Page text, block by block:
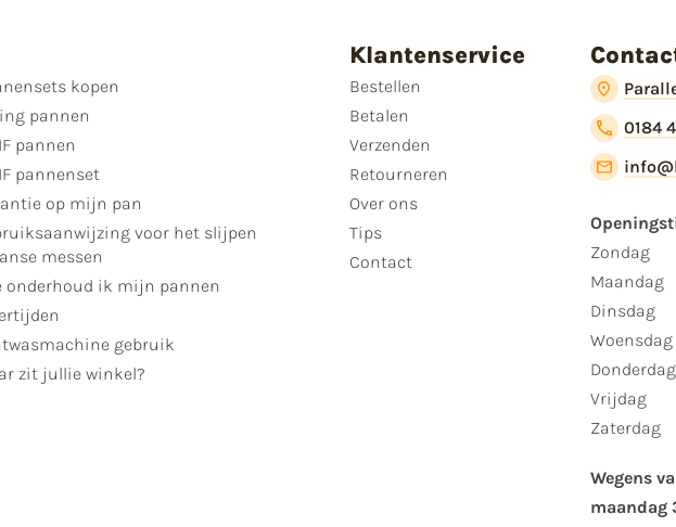
kopen
pannen
pannen
pannenset
op mijn pan
voor het slijpen
messen
onderhoud ik mijn pannen
gebruik
zit jullie winkel?
Klantenservice
Bestellen
Betalen
Verzenden
Retourneren
Over ons
Tips
Contact
0184
​Zondag
Maandag
Dinsdag
Woensdag
Donderdag
Vrijdag
Zaterdag
Wegens
maandag